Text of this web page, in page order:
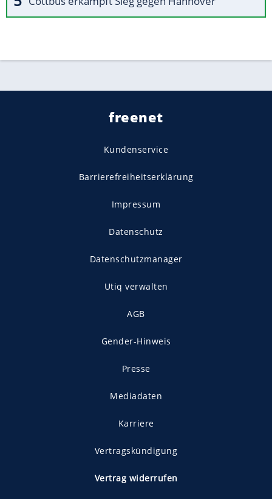
freenet
Kundenservice
Barrierefreiheitserklärung
Impressum
Datenschutz
Datenschutzmanager
Utiq verwalten
AGB
Gender-Hinweis
Presse
Mediadaten
Karriere
Vertragskündigung
Vertrag widerrufen